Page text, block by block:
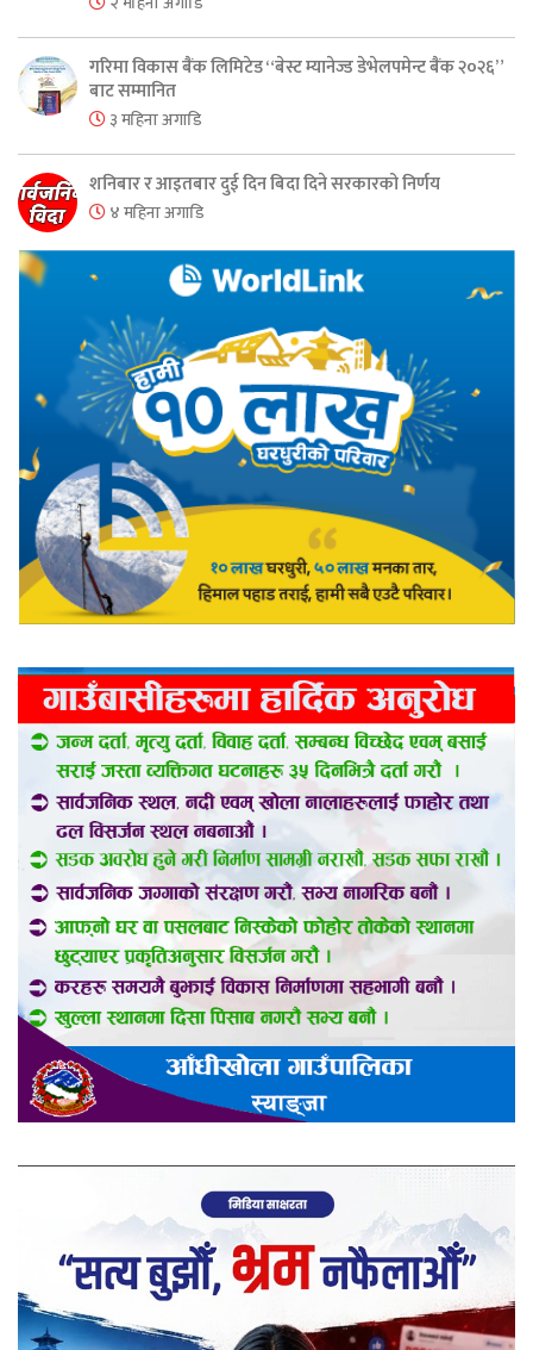
गरिमा विकास बैंक लिमिटेड “बेस्ट म्यानेज्ड डेभेलपमेन्ट बैंक २०२६”
बाट सम्मानित
३ महिना अगाडि
शनिबार र आइतबार दुई दिन बिदा दिने सरकारको निर्णय
४ महिना अगाडि